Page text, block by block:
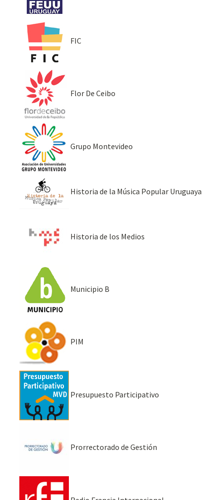
FIC
Flor De Ceibo
Grupo Montevideo
Historia de la Música Popular Uruguaya
Historia de los Medios
Municipio B
PIM
Presupuesto Participativo
Prorrectorado de Gestión